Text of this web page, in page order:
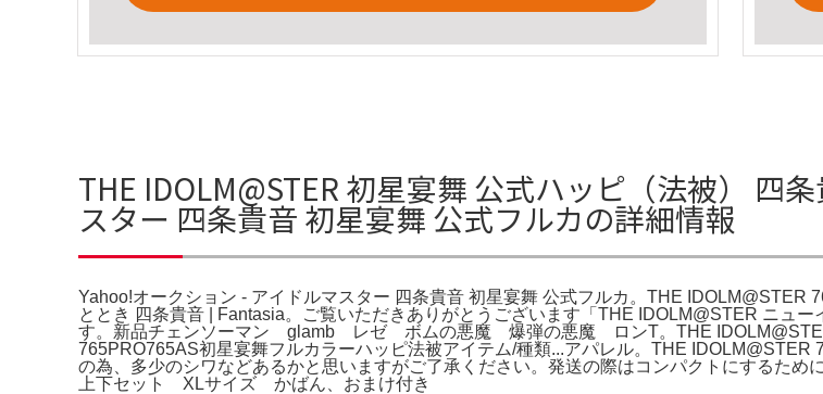
THE IDOLM@STER 初星宴舞 公式ハッピ（法被） 四
スター 四条貴音 初星宴舞 公式フルカの詳細情報
Yahoo!オークション - アイドルマスター 四条貴音 初星宴舞 公式フルカ。THE
ととき 四条貴音 | Fantasia。ご覧いただきありがとうございます「THE IDOLM@STER ニュ
す。新品チェンソーマン glamb レゼ ボムの悪魔 爆弾の悪魔 ロンT。THE
765PRO765AS初星宴舞フルカラーハッピ法被アイテム/種類...アパレル。THE
の為、多少のシワなどあるかと思いますがご了承ください。発送の際はコンパクトにするた
上下セット XLサイズ かばん、おまけ付き